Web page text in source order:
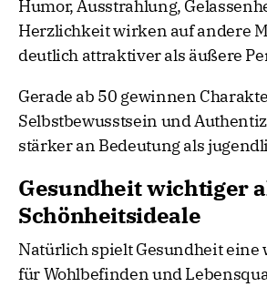
Humor, Ausstrahlung,
Herzlichkeit wirken auf andere
deutlich attraktiver als äußere
Gerade ab 50 gewinnen
Selbstbewusstsein und
stärker an Bedeutung als
Gesundheit wichtiger
Schönheitsideale
Natürlich spielt Gesundheit eine
für Wohlbefinden und